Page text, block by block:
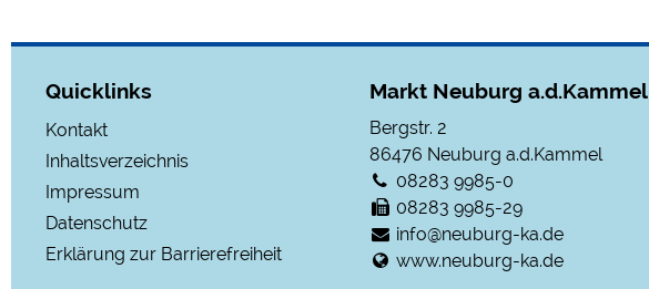
Quicklinks
Kontakt
Inhaltsverzeichnis
Impressum
Datenschutz
Erklärung zur Barrierefreiheit
Markt Neuburg a.d.Kammel
Bergstr. 2
86476 Neuburg a.d.Kammel
08283 9985-0
08283 9985-29
info@neuburg-ka.de
www.neuburg-ka.de